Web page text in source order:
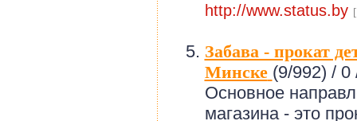
http://www.status.by [
Забава - прокат
Минске (9/992) /0
Основное
магазина - это